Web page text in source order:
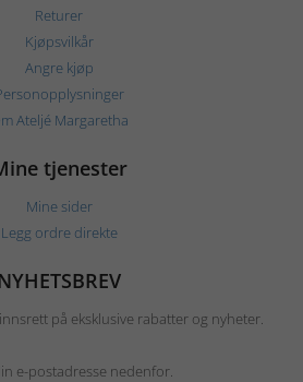
Returer
Kjøpsvilkår
Angre kjøp
Ateljé Margaretha
tjenester
Mine sider
Legg ordre direkte
på eksklusive rabatter og nyheter.
e-postadresse nedenfor.